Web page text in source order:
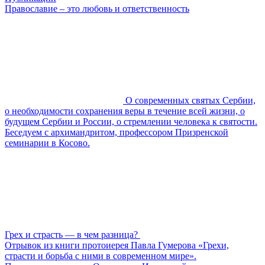
Православие – это любовь и ответственность
О современных святых Сербии,
о необходимости сохранения веры в течение всей жизни, о
будущем Сербии и России, о стремлении человека к святости.
Беседуем с архимандритом, профессором Призренской
семинарии в Косово.
Грех и страсть — в чем разница?
Отрывок из книги протоиерея Павла Гумерова «Грехи,
страсти и борьба с ними в современном мире».